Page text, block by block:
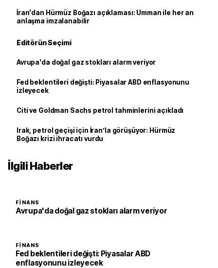
İran'dan Hürmüz Boğazı açıklaması: Umman ile her an
anlaşma imzalanabilir
Editörün Seçimi
Avrupa'da doğal gaz stokları alarm veriyor
Fed beklentileri değişti: Piyasalar ABD enflasyonunu
izleyecek
Citi ve Goldman Sachs petrol tahminlerini açıkladı
Irak, petrol geçişi için İran’la görüşüyor: Hürmüz
Boğazı krizi ihracatı vurdu
İlgili Haberler
FINANS
Avrupa'da doğal gaz stokları alarm veriyor
FINANS
Fed beklentileri değişti: Piyasalar ABD
enflasyonunu izleyecek